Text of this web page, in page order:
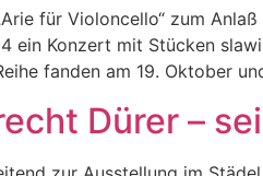
für Violoncello“ zum
ein Konzert mit Stücken
fanden am 19. Oktober
Dürer –